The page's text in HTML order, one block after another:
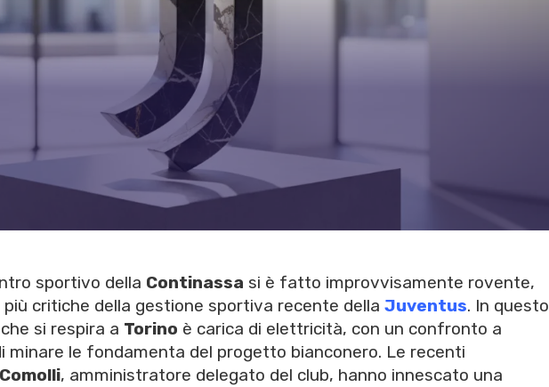
sportivo della Continassa si è fatto improvvisamente rovente,
critiche della gestione sportiva recente della Juventus. In questo
si respira a Torino è carica di elettricità, con un confronto a
minare le fondamenta del progetto bianconero. Le recenti
, amministratore delegato del club, hanno innescato una